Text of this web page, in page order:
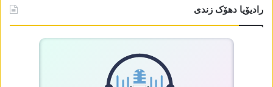
رادیۆیا دھۆک زندی